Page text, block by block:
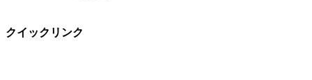
クイックリンク